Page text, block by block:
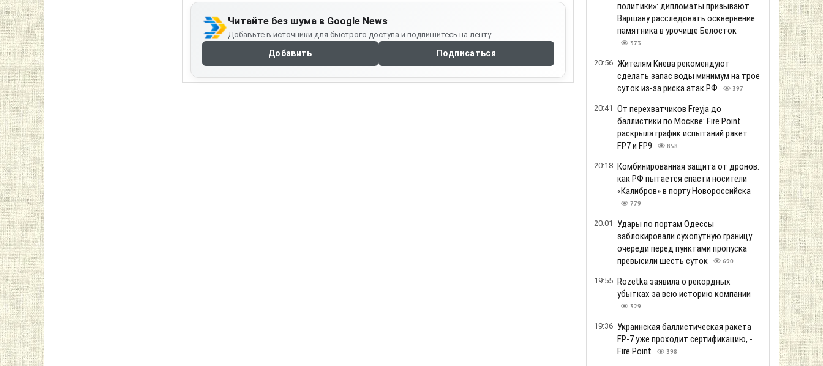
Читайте без шума в Google News
Добавьте в источники для быстрого доступа и подпишитесь на ленту
Добавить Подписаться
политики»: дипломаты призывают
Варшаву расследовать осквернение
памятника в урочище Белосток
373
20:56 Жителям Киева рекомендуют
сделать запас воды минимум на трое
суток из-за риска атак РФ
397
20:41 От перехватчиков Freyja до
баллистики по Москве: Fire Point
раскрыла график испытаний ракет
FP7 и FP9
858
20:18 Комбинированная защита от дронов:
как РФ пытается спасти носители
«Калибров» в порту Новороссийска
779
20:01
Удары по портам Одессы
заблокировали сухопутную границу:
очереди перед пунктами пропуска
превысили шесть суток
690
19:55 Rozetka заявила о рекордных
убытках за всю историю компании
329
19:36 Украинская баллистическая ракета
FP-7 уже проходит сертификацию, -
Fire Point
398